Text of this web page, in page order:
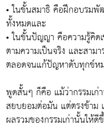
• ในขั้นสมาธิ คือฝึกอบรมพั
ทั้งหมดและ
• ในขั้นปัญญา คือความรู้คิด
ตามความเป็นจริง และสาม
ตลอดจนแก้ปัญหาดับทุกข์ห
พูดสั้นๆ ก็คือ แม้ว่ากรรมเก่า
สยบยอมต่อมัน แต่ตรงข้าม
ผลรวมของกรรมเก่านั้นให้ดี